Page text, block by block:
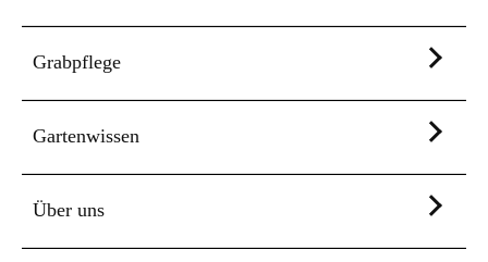
Grabpflege
Gartenwissen
Über uns